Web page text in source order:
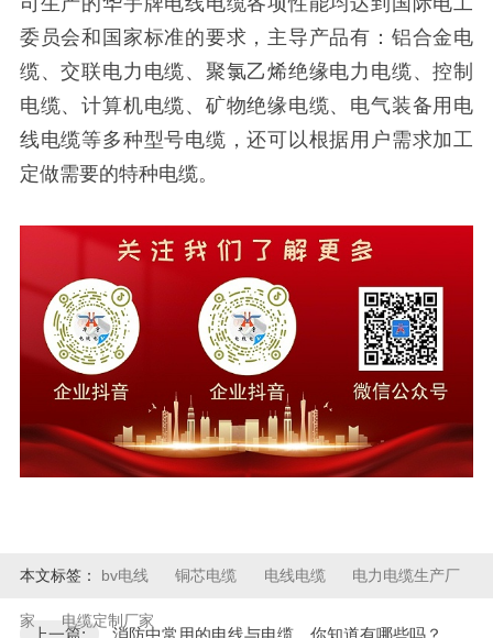
委员会和国家标准的要求，主导产品有：铝合金电
缆、交联电力电缆、聚氯乙烯绝缘电力电缆、控制
电缆、计算机电缆、矿物绝缘电缆、电气装备用电
线电缆等多种型号电缆，还可以根据用户需求加工
定做需要的特种电缆。
本文标签： bv电线 铜芯电缆 电线电缆 电力电缆生产厂
家 电缆定制厂家